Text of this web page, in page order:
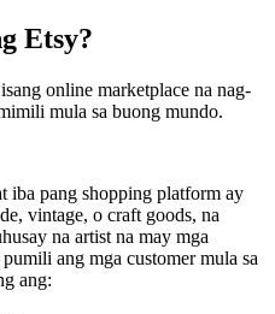
Etsy?
online marketplace na nag-
mula sa buong mundo.
iba pang shopping platform ay
vintage, o craft goods, na
na artist na may mga
ang mga customer mula sa
ang: